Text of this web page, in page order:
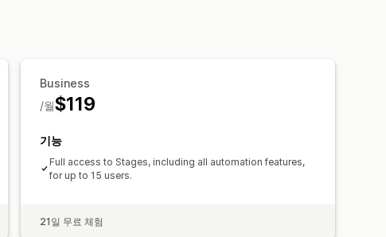
Business
$119
/월
기능
Full access to Stages, including all automation features,
for up to 15 users.
21일 무료 체험